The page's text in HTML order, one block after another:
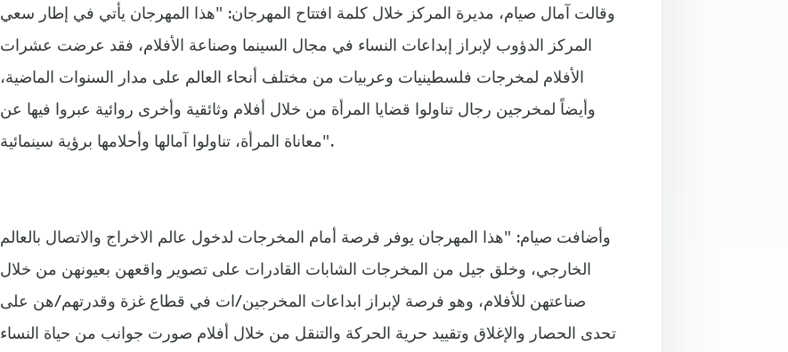
وقالت آمال صيام، مديرة المركز خلال كلمة افتتاح المهرجان: "هذا المهرجان يأتي في إطار سعي
المركز الدؤوب لإبراز إبداعات النساء في مجال السينما وصناعة الأفلام، فقد عرضت عشرات
الأفلام لمخرجات فلسطينيات وعربيات من مختلف أنحاء العالم على مدار السنوات الماضية،
وأيضاً لمخرجين رجال تناولوا قضايا المرأة من خلال أفلام وثائقية وأخرى روائية عبروا فيها عن
معاناة المرأة، تناولوا آمالها وأحلامها برؤية سينمائية".
وأضافت صيام: "هذا المهرجان يوفر فرصة أمام المخرجات لدخول عالم الاخراج والاتصال بالعالم
الخارجي، وخلق جيل من المخرجات الشابات القادرات على تصوير واقعهن بعيونهن من خلال
صناعتهن للأفلام، وهو فرصة لإبراز ابداعات المخرجين/ات في قطاع غزة وقدرتهم/هن على
تحدى الحصار والإغلاق وتقييد حرية الحركة والتنقل من خلال أفلام صورت جوانب من حياة النساء